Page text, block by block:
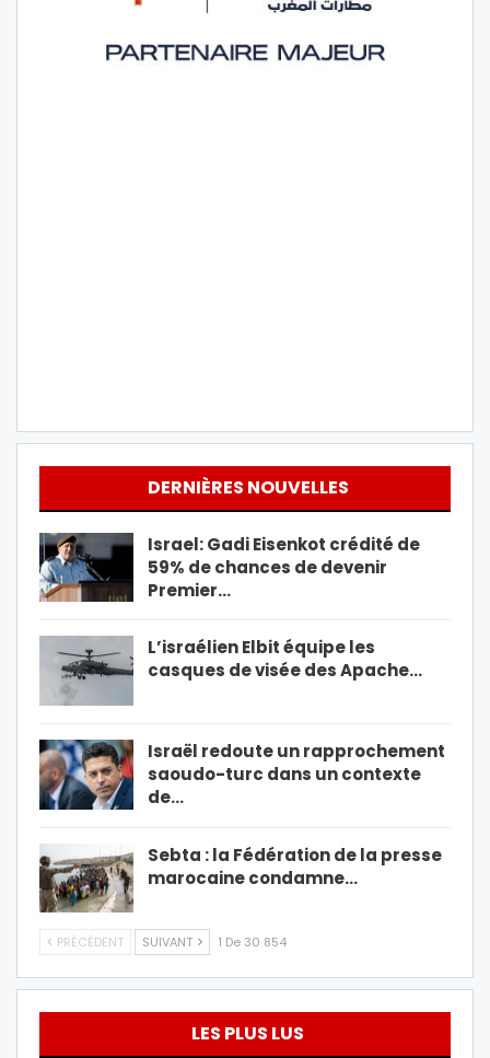
DERNIÈRES NOUVELLES
Israel: Gadi Eisenkot crédité de
59% de chances de devenir
Premier…
L’israélien Elbit équipe les
casques de visée des Apache…
Israël redoute un rapprochement
saoudo-turc dans un contexte
de…
Sebta : la Fédération de la presse
marocaine condamne…
PRÉCÉDENT SUIVANT 1 De 30 854
LES PLUS LUS